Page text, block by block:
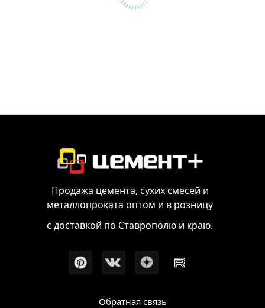
Продажа цемента, сухих смесей и
металлопроката оптом и в розницу
с доставкой по Ставрополю и краю.
Обратная связь